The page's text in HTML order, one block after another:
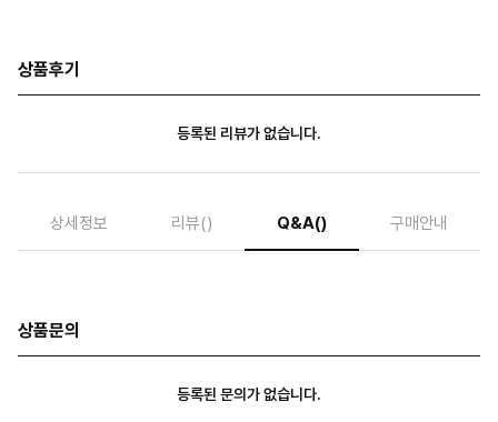
상품후기
등록된 리뷰가 없습니다.
상세정보 리뷰() Q&A() 구매안내
상품문의
등록된 문의가 없습니다.